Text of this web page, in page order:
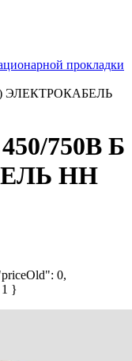
прокладки
ЭЛЕКТРОКАБЕЛЬ
750В Б
НН
0,
1 }